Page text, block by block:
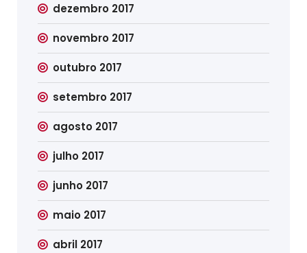
dezembro 2017
novembro 2017
outubro 2017
setembro 2017
agosto 2017
julho 2017
junho 2017
maio 2017
abril 2017